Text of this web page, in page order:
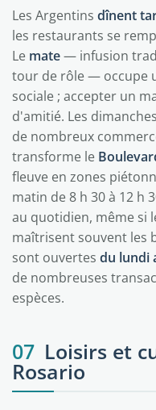
Les Argentins dînent
les restaurants se
Le mate— infusion
tour de rôle — occupe
sociale ; accepter un
d'amitié. Les
de nombreux
transforme le
fleuve en zones
matin de 8 h 30 à 12 h
au quotidien, même si
maîtrisent souvent les
sont ouvertes du lundi
de nombreuses
espèces.
07 Loisirs et
Rosario